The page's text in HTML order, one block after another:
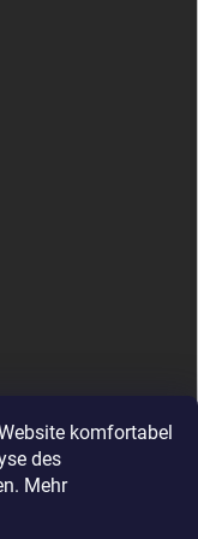
komfortabel
des
Mehr